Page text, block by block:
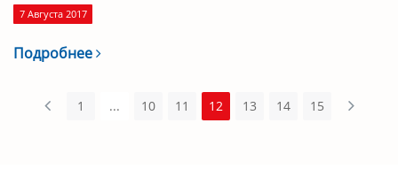
7 Августа 2017
Подробнее
1 ... 10 11 12 13 14 15